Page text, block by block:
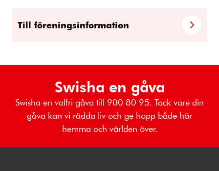
Till föreningsinformation
Swisha en gåva
Swisha en valfri gåva till 900 80 95. Tack vare din
gåva kan vi rädda liv och ge hopp både här
hemma och världen över.